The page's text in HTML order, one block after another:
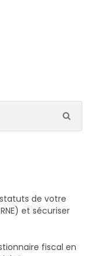
statuts de votre
et sécuriser
fiscal en